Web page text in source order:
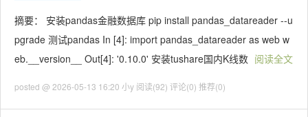
摘要： 安装pandas金融数据库 pip install pandas_datareader --u
pgrade 测试pandas In [4]: import pandas_datareader as web w
eb.__version__ Out[4]: '0.10.0' 安装tushare国内K线数 阅读全文
posted @ 2026-05-13 16:20 小y 阅读(92) 评论(0) 推荐(0)